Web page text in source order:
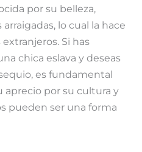
por su belleza,
lo cual la hace
Si has
chica eslava y deseas
es fundamental
por su cultura y
pueden ser una forma